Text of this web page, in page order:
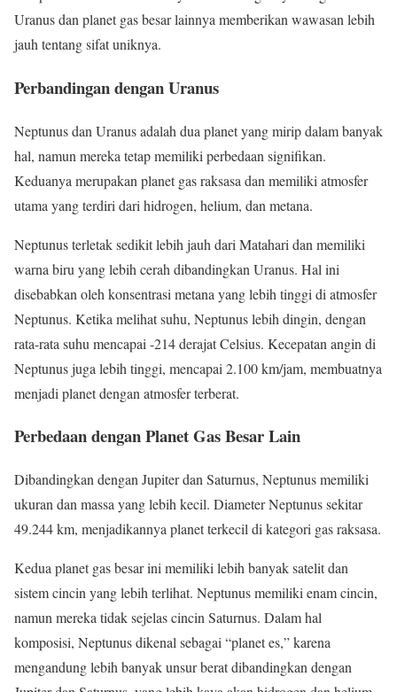
Uranus dan planet gas besar lainnya memberikan wawasan lebih
jauh tentang sifat uniknya.
Perbandingan dengan Uranus
Neptunus dan Uranus adalah dua planet yang mirip dalam banyak
hal, namun mereka tetap memiliki perbedaan signifikan.
Keduanya merupakan planet gas raksasa dan memiliki atmosfer
utama yang terdiri dari hidrogen, helium, dan metana.
Neptunus terletak sedikit lebih jauh dari Matahari dan memiliki
warna biru yang lebih cerah dibandingkan Uranus. Hal ini
disebabkan oleh konsentrasi metana yang lebih tinggi di atmosfer
Neptunus. Ketika melihat suhu, Neptunus lebih dingin, dengan
rata-rata suhu mencapai -214 derajat Celsius. Kecepatan angin di
Neptunus juga lebih tinggi, mencapai 2.100 km/jam, membuatnya
menjadi planet dengan atmosfer terberat.
Perbedaan dengan Planet Gas Besar Lain
Dibandingkan dengan Jupiter dan Saturnus, Neptunus memiliki
ukuran dan massa yang lebih kecil. Diameter Neptunus sekitar
49.244 km, menjadikannya planet terkecil di kategori gas raksasa.
Kedua planet gas besar ini memiliki lebih banyak satelit dan
sistem cincin yang lebih terlihat. Neptunus memiliki enam cincin,
namun mereka tidak sejelas cincin Saturnus. Dalam hal
komposisi, Neptunus dikenal sebagai “planet es,” karena
mengandung lebih banyak unsur berat dibandingkan dengan